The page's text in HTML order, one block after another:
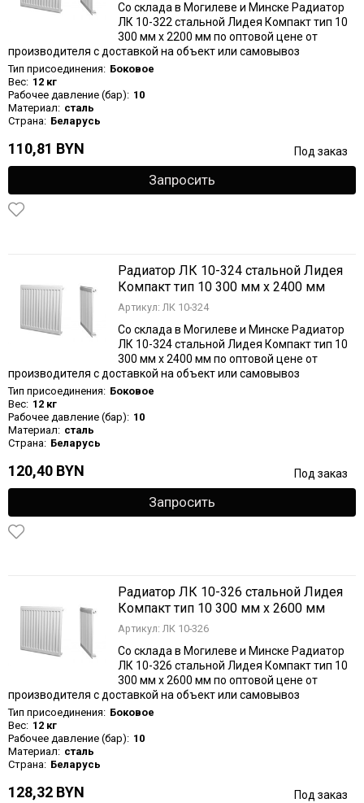
Со склада в Могилеве и Минске Радиатор
ЛК 10-322 стальной Лидея Компакт тип 10
300 мм х 2200 мм по оптовой цене от
производителя с доставкой на объект или самовывоз
Тип присоединения: Боковое
Вес: 12 кг
Рабочее давление (бар): 10
Материал: сталь
Страна: Беларусь
110,81 BYN Под заказ
Запросить
Радиатор ЛК 10-324 стальной Лидея
Компакт тип 10 300 мм х 2400 мм
Артикул: ЛК 10-324
Со склада в Могилеве и Минске Радиатор
ЛК 10-324 стальной Лидея Компакт тип 10
300 мм х 2400 мм по оптовой цене от
производителя с доставкой на объект или самовывоз
Тип присоединения: Боковое
Вес: 12 кг
Рабочее давление (бар): 10
Материал: сталь
Страна: Беларусь
120,40 BYN Под заказ
Запросить
Радиатор ЛК 10-326 стальной Лидея
Компакт тип 10 300 мм х 2600 мм
Артикул: ЛК 10-326
Со склада в Могилеве и Минске Радиатор
ЛК 10-326 стальной Лидея Компакт тип 10
300 мм х 2600 мм по оптовой цене от
производителя с доставкой на объект или самовывоз
Тип присоединения: Боковое
Вес: 12 кг
Рабочее давление (бар): 10
Материал: сталь
Страна: Беларусь
128,32 BYN Под заказ